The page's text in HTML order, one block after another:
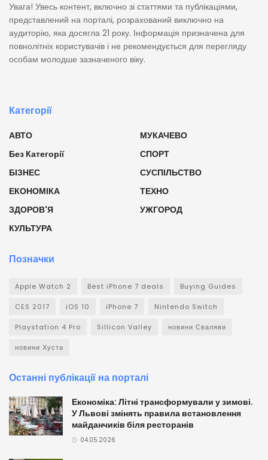
Увага! Увесь контент, включно зі статтями та публікаціями,
представлений на порталі, розрахований виключно на
аудиторію, яка досягла 21 року. Інформація призначена для
повнолітніх користувачів і не рекомендується для перегляду
особам молодше зазначеного віку.
Категорії
АВТО
Без Категорії
БІЗНЕС
ЕКОНОМІКА
ЗДОРОВ'Я
КУЛЬТУРА
МУКАЧЕВО
СПОРТ
СУСПІЛЬСТВО
ТЕХНО
УЖГОРОД
Позначки
Apple Watch 2 Best iPhone 7 deals Buying Guides
CES 2017 iOS 10 iPhone 7 Nintendo Switch
Playstation 4 Pro Sillicon Valley новини Сваляви
новини Хуста
Останні публікації на порталі
Економіка: Літні трансформували у зимові.
У Львові змінять правила встановлення
майданчиків біля ресторанів
04.05.2026